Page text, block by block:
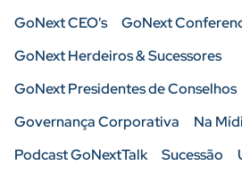
GoNext CEO's
GoNext
GoNext Herdeiros & Sucessores
GoNext Presidentes de Conselhos
Governança Corporativa
Na
Podcast GoNextTalk
Sucessão